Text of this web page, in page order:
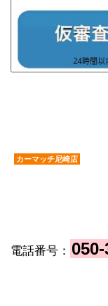
カーマッチ尼崎店
電話番号：